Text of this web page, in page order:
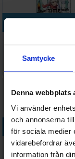
Samtycke
Denna webbplats
Vi använder
och annonserna
för sociala medier
vidarebefordrar
information från
Köp
Köp
Digimon TCG
Booster